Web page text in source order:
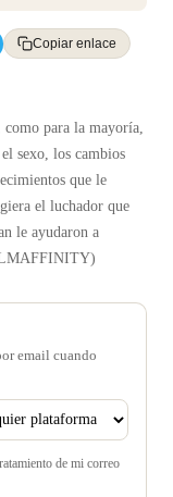
Copiar enlace
como para la mayoría,
sexo, los cambios
que le
el luchador que
le ayudaron a
email cuando
de mi correo